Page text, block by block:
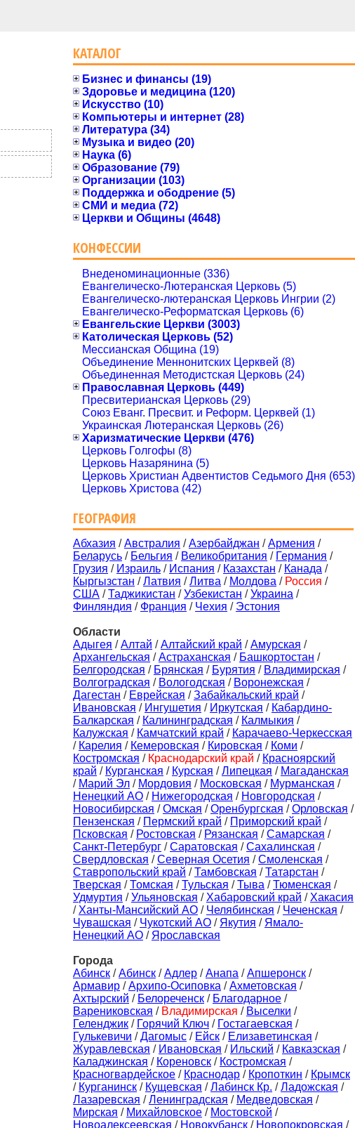
КАТАЛОГ
Бизнес и финансы (19)
Здоровье и медицина (120)
Искусство (10)
Компьютеры и интернет (28)
Литература (34)
Музыка и видео (20)
Наука (6)
Образование (79)
Организации (103)
Поддержка и ободрение (5)
СМИ и медиа (72)
Церкви и Общины (4648)
КОНФЕССИИ
Внеденоминационные (336)
Евангелическо-Лютеранская Церковь (5)
Евангелическо-лютеранская Церковь Ингрии (2)
Евангелическо-Реформатская Церковь (6)
Евангельские Церкви (3003)
Католическая Церковь (52)
Мессианская Община (19)
Объединение Меннонитских Церквей (8)
Объединенная Методистская Церковь (24)
Православная Церковь (449)
Пресвитерианская Церковь (29)
Союз Еванг. Пресвит. и Реформ. Церквей (1)
Украинская Лютеранская Церковь (26)
Харизматические Церкви (476)
Церковь Голгофы (8)
Церковь Назарянина (5)
Церковь Христиан Адвентистов Седьмого Дня (653)
Церковь Христова (42)
ГЕОГРАФИЯ
Абхазия /Австралия /Азербайджан /Армения /
Беларусь / Бельгия / Великобритания / Германия /
Грузия / Израиль / Испания / Казахстан / Канада /
Кыргызстан /Латвия /Литва / Молдова / Россия /
США /Таджикистан /Узбекистан /Украина /
Финляндия / Франция / Чехия / Эстония
Области
Адыгея /Алтай /Алтайский край /Амурская /
Архангельская /Астраханская / Башкортостан /
Белгородская / Брянская / Бурятия / Владимирская /
Волгоградская / Вологодская / Воронежская /
Дагестан / Еврейская /Забайкальский край /
Ивановская / Ингушетия / Иркутская / Кабардино-
Балкарская / Калининградская / Калмыкия /
Калужская / Камчатский край / Карачаево-Черкесская
/ Карелия / Кемеровская / Кировская / Коми /
Костромская / Краснодарский край / Красноярский
край / Курганская / Курская /Липецкая / Магаданская
/ Марий Эл / Мордовия / Московская / Мурманская /
Ненецкий АО / Нижегородская / Новгородская /
Новосибирская /Омская /Оренбургская /Орловская /
Пензенская / Пермский край / Приморский край /
Псковская / Ростовская / Рязанская /Самарская /
Санкт-Петербург /Саратовская /Сахалинская /
Свердловская /Северная Осетия /Смоленская /
Ставропольский край /Тамбовская /Татарстан /
Тверская /Томская /Тульская /Тыва /Тюменская /
Удмуртия /Ульяновская / Хабаровский край / Хакасия
/ Ханты-Мансийский АО / Челябинская / Чеченская /
Чувашская / Чукотский АО / Якутия / Ямало-
Ненецкий АО / Ярославская
Города
Aбинск /Абинск /Адлер /Анапа /Апшеронск /
Армавир /Архипо-Осиповка /Ахметовская /
Ахтырский / Белореченск / Благодарное /
Варениковская / Владимирская / Выселки /
Геленджик / Горячий Ключ / Гостагаевская /
Гулькевичи /Дагомыс / Ейск / Елизаветинская /
Журавлевская / Ивановская / Ильский / Кавказская /
Каладжинская / Кореновск / Костромская /
Красногвардейское / Краснодар / Кропоткин / Крымск
/ Курганинск / Кущевская /Лабинск Кр. /Ладожская /
Лазаревская /Ленинградская / Медведовская /
Мирская / Михайловское / Мостовской /
Новоалексеевская / Новокубанск / Новопокровская /